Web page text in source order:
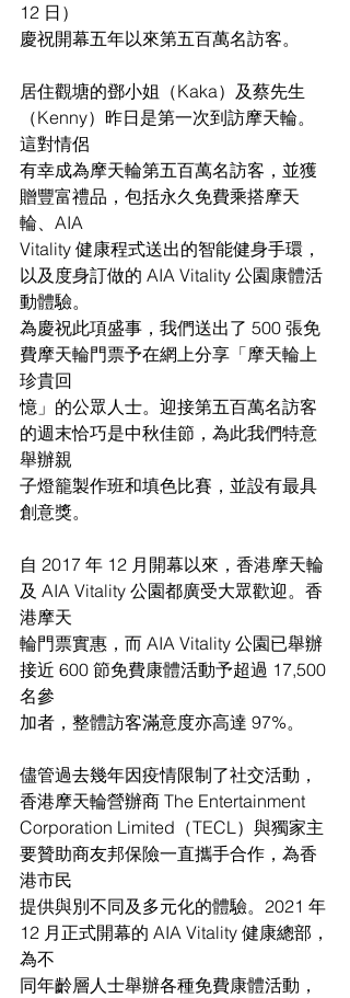
12 日）
慶祝開幕五年以來第五百萬名訪客。
居住觀塘的鄧小姐（Kaka）及蔡先生
（Kenny）昨日是第一次到訪摩天輪。
這對情侶
有幸成為摩天輪第五百萬名訪客，並獲
贈豐富禮品，包括永久免費乘搭摩天
輪、AIA
Vitality 健康程式送出的智能健身手環，
以及度身訂做的 AIA Vitality 公園康體活
動體驗。
為慶祝此項盛事，我們送出了 500 張免
費摩天輪門票予在網上分享「摩天輪上
珍貴回
憶」的公眾人士。迎接第五百萬名訪客
的週末恰巧是中秋佳節，為此我們特意
舉辦親
子燈籠製作班和填色比賽，並設有最具
創意獎。
自 2017 年 12 月開幕以來，香港摩天輪
及 AIA Vitality 公園都廣受大眾歡迎。香
港摩天
輪門票實惠，而 AIA Vitality 公園已舉辦
接近 600 節免費康體活動予超過 17,500
名參
加者，整體訪客滿意度亦高達 97%。
儘管過去幾年因疫情限制了社交活動，
香港摩天輪營辦商 The Entertainment
Corporation Limited（TECL）與獨家主
要贊助商友邦保險一直攜手合作，為香
港市民
提供與別不同及多元化的體驗。2021 年
12 月正式開幕的 AIA Vitality 健康總部，
為不
同年齡層人士舉辦各種免費康體活動，